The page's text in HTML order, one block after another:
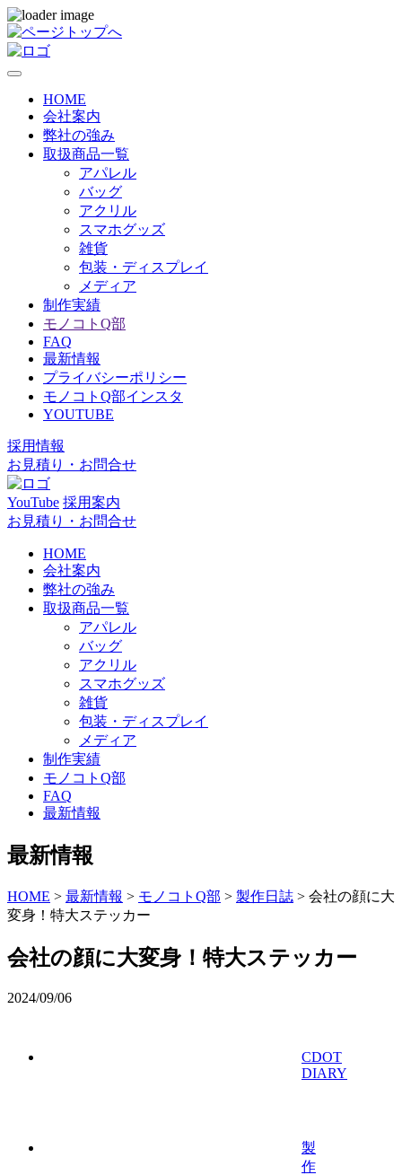
HOME
会社案内
弊社の強み
取扱商品一覧
アパレル
バッグ
アクリル
スマホグッズ
雑貨
包装・ディスプレイ
メディア
制作実績
モノコトQ部
FAQ
最新情報
プライバシーポリシー
モノコトQ部インスタ
YOUTUBE
採用情報
お見積り・お問合せ
YouTube 採用案内
お見積り・お問合せ
HOME
会社案内
弊社の強み
取扱商品一覧
アパレル
バッグ
アクリル
スマホグッズ
雑貨
包装・ディスプレイ
メディア
制作実績
モノコトQ部
FAQ
最新情報
最新情報
HOME > 最新情報 > モノコトQ部 > 製作日誌 > 会社の顔に大
変身！特大ステッカー
会社の顔に大変身！特大ステッカー
2024/09/06
CDOT
DIARY
製
作